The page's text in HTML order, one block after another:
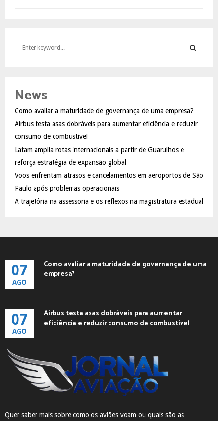
h
o
r
:
R
News
Como avaliar a maturidade de governança de uma empresa?
Airbus testa asas dobráveis para aumentar eficiência e reduzir
consumo de combustível
Latam amplia rotas internacionais a partir de Guarulhos e
reforça estratégia de expansão global
Voos enfrentam atrasos e cancelamentos em aeroportos de São
Paulo após problemas operacionais
A trajetória na assessoria e os reflexos na magistratura estadual
07
AGO
Como avaliar a maturidade de governança de uma
empresa?
07
AGO
Airbus testa asas dobráveis para aumentar
eficiência e reduzir consumo de combustível
Quer saber mais sobre como os aviões voam ou quais são as